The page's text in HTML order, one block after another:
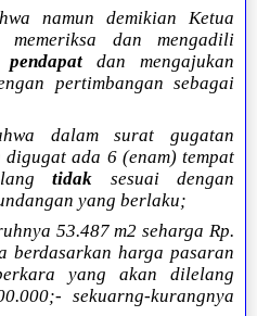
namun demikian Ketua
dan mengadili
pendapat dan mengajukan
pertimbangan sebagai
dalam surat gugatan
ada 6 (enam) tempat
tidak sesuai dengan
yang berlaku;
53.487 m2 seharga Rp.
berdasarkan harga pasaran
yang akan dilelang
sekuarng-kurangnya